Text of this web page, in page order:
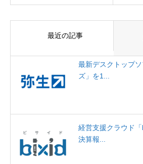
最近の記事
最新デスクトップ
ズ」を1...
経営支援クラウド「
決算報...